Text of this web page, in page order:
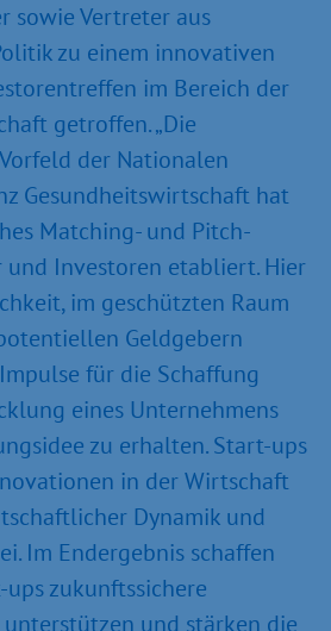
sowie Vertreter aus
zu einem innovativen
im Bereich der
getroffen. „Die
der Nationalen
Gesundheitswirtschaft hat
Matching- und Pitch-
und Investoren etabliert. Hier
im geschützten Raum
Geldgebern
für die Schaffung
eines Unternehmens
zu erhalten. Start-ups
in der Wirtschaft
Dynamik und
Im Endergebnis schaffen
zukunftssichere
und stärken die